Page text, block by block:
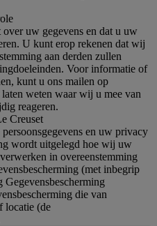
uw gegevens en dat u uw
U kunt erop rekenen dat wij
aan derden zullen
Voor informatie of
kunt u ons mailen op
laten weten waar wij u mee van
reageren.
Creuset
en uw privacy
wordt uitgelegd hoe wij uw
in overeenstemming
(met inbegrip
die van
locatie (de